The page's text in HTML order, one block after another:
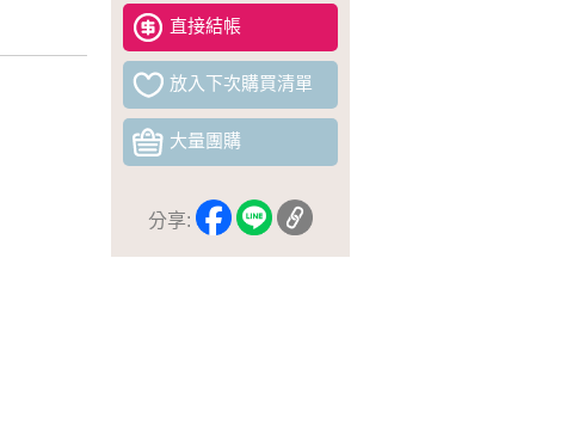
直接結帳
放入下次購買清單
大量團購
分享: